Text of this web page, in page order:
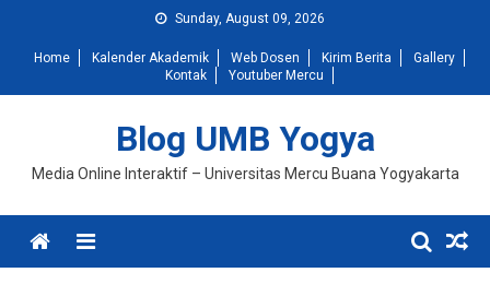
content
Sunday, August 09, 2026
Home Kalender Akademik Web Dosen Kirim Berita
Gallery
Kontak
Youtuber Mercu
Blog UMB Yogya
Media Online Interaktif – Universitas Mercu Buana Yogyakarta
Menu